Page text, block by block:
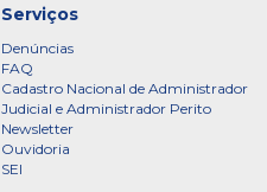
Serviços
Denúncias
FAQ
Cadastro Nacional de Administrador
Judicial e Administrador Perito
Newsletter
Ouvidoria
SEI